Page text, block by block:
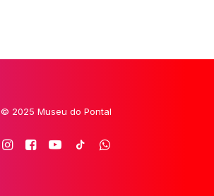
© 2025 Museu do Pontal